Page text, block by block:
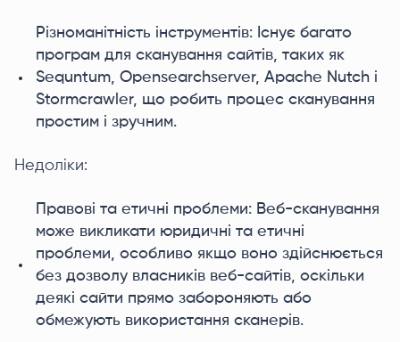
Різноманітність інструментів: Існує багато
програм для сканування сайтів, таких як
Sequntum, Opensearchserver, Apache Nutch і
Stormcrawler, що робить процес сканування
простим і зручним.
Недоліки:
Правові та етичні проблеми: Веб-сканування
може викликати юридичні та етичні
проблеми, особливо якщо воно здійснюється
без дозволу власників веб-сайтів, оскільки
деякі сайти прямо забороняють або
обмежують використання сканерів.